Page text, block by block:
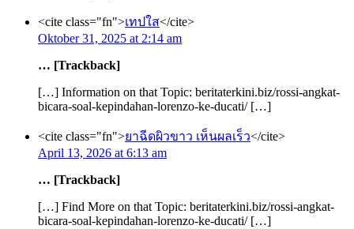
<cite class="fn">เทปใส</cite>
Oktober 31, 2025 at 2:14 am
… [Trackback]
[…] Information on that Topic: beritaterkini.biz/rossi-angkat-
bicara-soal-kepindahan-lorenzo-ke-ducati/ […]
<cite class="fn">ยาฉีดผิวขาว เห็นผลเร็ว</cite>
April 13, 2026 at 6:13 am
… [Trackback]
[…] Find More on that Topic: beritaterkini.biz/rossi-angkat-
bicara-soal-kepindahan-lorenzo-ke-ducati/ […]